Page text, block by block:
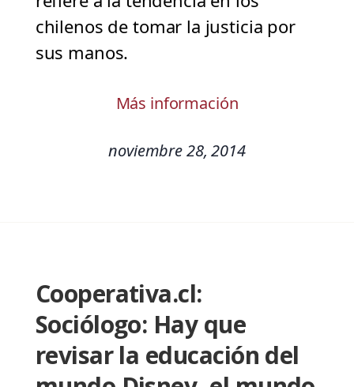
chilenos de tomar la justicia por
sus manos.
Más información
noviembre 28, 2014
Cooperativa.cl:
Sociólogo: Hay que
revisar la educación del